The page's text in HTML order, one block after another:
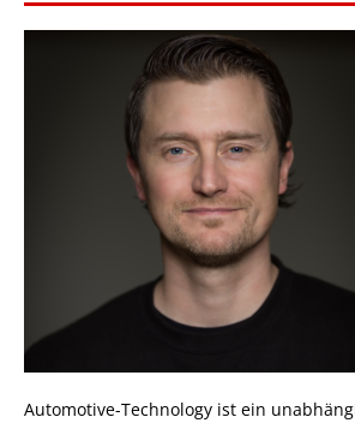
Automotive-Technology ist ein